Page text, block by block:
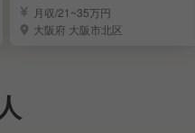
スタッフ募集！
月収/21~35万円
大阪府 大阪市北区